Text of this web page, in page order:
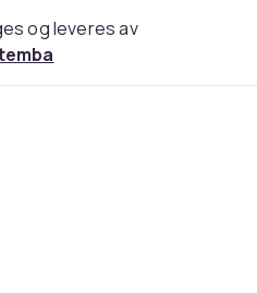
og leveres av